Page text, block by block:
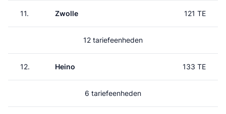
11. Zwolle 121 TE
12 tariefeenheden
12. Heino 133 TE
6 tariefeenheden